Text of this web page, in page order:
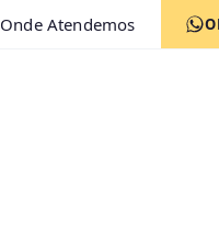
Onde Atendemos